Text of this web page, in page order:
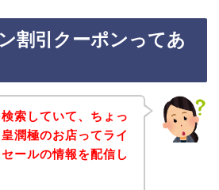
割引クーポンってあ
索していて、ちょっ
潤極のお店ってライ
ールの情報を配信し